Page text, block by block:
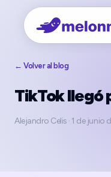
← Volver al blog
TikTok llegó
Alejandro Celis ·1 de junio